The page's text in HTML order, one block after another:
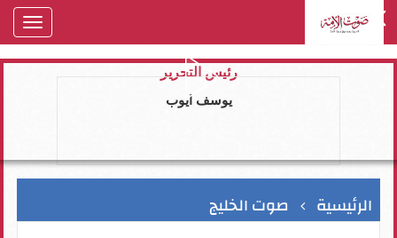
رئيس التحرير
يوسف ايوب
الرئيسية صوت الخليج